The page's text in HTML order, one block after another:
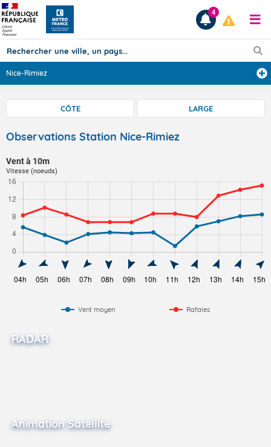
Prévisions
4
Nice-Rimiez
CÔTE LARGE
Observations Station Nice-Rimiez
Vent à 10m
Vitesse (noeuds)
Vent moyen Rafales
RADAR
Animation Satellite